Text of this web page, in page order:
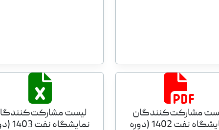
مشارکت‌کنندگان
نمایشگاه نفت 1402 (دوره
لیست
نمایشگاه